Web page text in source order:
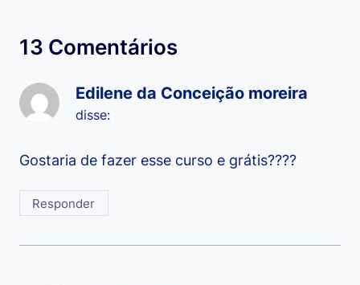
13 Comentários
Edilene da Conceição moreira
disse:
Gostaria de fazer esse curso e grátis????
Responder